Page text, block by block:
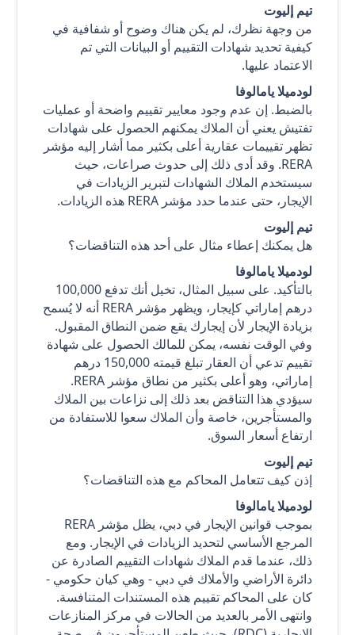
تيم إليوت
من وجهة نظرك، لم يكن هناك وضوح أو شفافية في
كيفية تحديد شهادات التقييم أو البيانات التي تم
الاعتماد عليها.
لودميلا يامالوفا
بالضبط. إن عدم وجود معايير تقييم واضحة أو عمليات
تفتيش يعني أن الملاك يمكنهم الحصول على شهادات
تظهر تقييمات عقارية أعلى بكثير مما أشار إليه مؤشر
RERA. وقد أدى ذلك إلى حدوث صراعات، حيث
سيستخدم الملاك الشهادات لتبرير الزيادات في
الإيجار، حتى عندما حدد مؤشر RERA هذه الزيادات.
تيم إليوت
هل يمكنك إعطاء مثال على أحد هذه التناقضات؟
لودميلا يامالوفا
بالتأكيد. على سبيل المثال، تخيل أنك تدفع 100,000
درهم إماراتي كإيجار، ويظهر مؤشر RERA أنه لا يُسمح
بزيادة الإيجار لأن إيجارك يقع ضمن النطاق المقبول.
وفي الوقت نفسه، يمكن للمالك الحصول على شهادة
تقييم تدعي أن العقار تبلغ قيمته 150,000 درهم
إماراتي، وهو أعلى بكثير من نطاق مؤشر RERA.
سيؤدي هذا التناقض بعد ذلك إلى نزاعات بين الملاك
والمستأجرين، خاصة وأن الملاك سعوا للاستفادة من
ارتفاع أسعار السوق.
تيم إليوت
إذن كيف تتعامل المحاكم مع هذه التناقضات؟
لودميلا يامالوفا
بموجب قوانين الإيجار في دبي، يظل مؤشر RERA
المرجع الأساسي لتحديد الزيادات في الإيجار. ومع
ذلك، عندما قدم الملاك شهادات التقييم الصادرة عن
دائرة الأراضي والأملاك في دبي - وهي كيان حكومي -
كان على المحاكم تقييم هذه المستندات المتنافسة.
وانتهى الأمر بالعديد من الحالات في مركز المنازعات